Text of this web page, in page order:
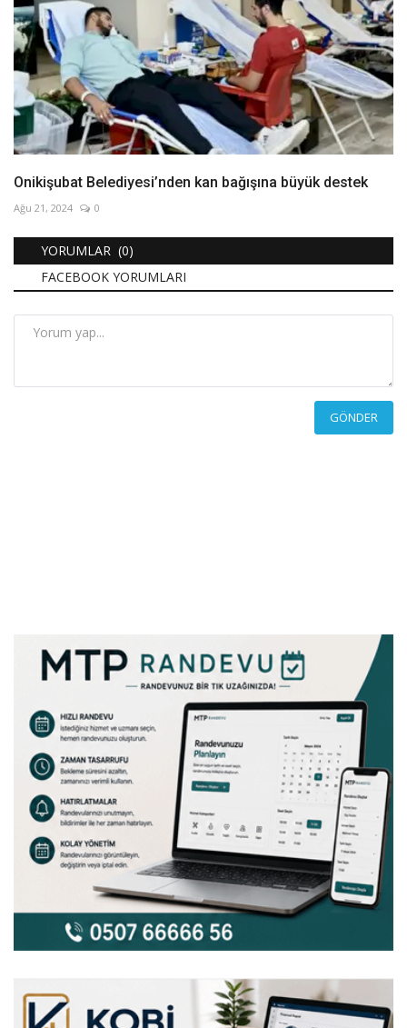
Onikişubat Belediyesi’nden kan bağışına büyük destek
Ağu 21, 2024 0
YORUMLAR (0)
FACEBOOK YORUMLARI
GÖNDER